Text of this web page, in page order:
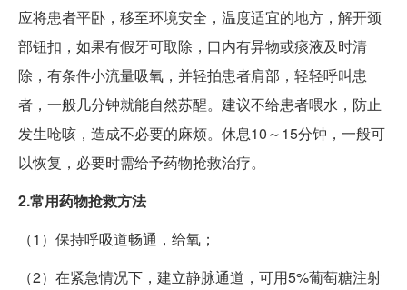
应将患者平卧，移至环境安全，温度适宜的地方，解开颈
部钮扣，如果有假牙可取除，口内有异物或痰液及时清
除，有条件小流量吸氧，并轻拍患者肩部，轻轻呼叫患
者，一般几分钟就能自然苏醒。建议不给患者喂水，防止
发生呛咳，造成不必要的麻烦。休息10～15分钟，一般可
以恢复，必要时需给予药物抢救治疗。
2.常用药物抢救方法
（1）保持呼吸道畅通，给氧；
（2）在紧急情况下，建立静脉通道，可用5%葡萄糖注射